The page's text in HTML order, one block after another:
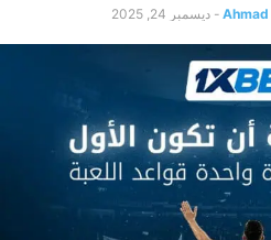
- ديسمبر 24, 2025